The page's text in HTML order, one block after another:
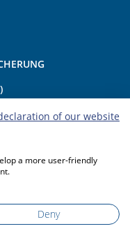
of our website
a more user-friendly
Deny